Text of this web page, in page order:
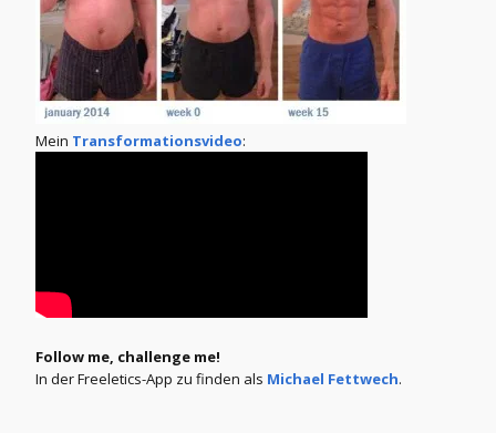
Mein Transformationsvideo:
Follow me, challenge me!
In der Freeletics-App zu finden als Michael Fettwech.